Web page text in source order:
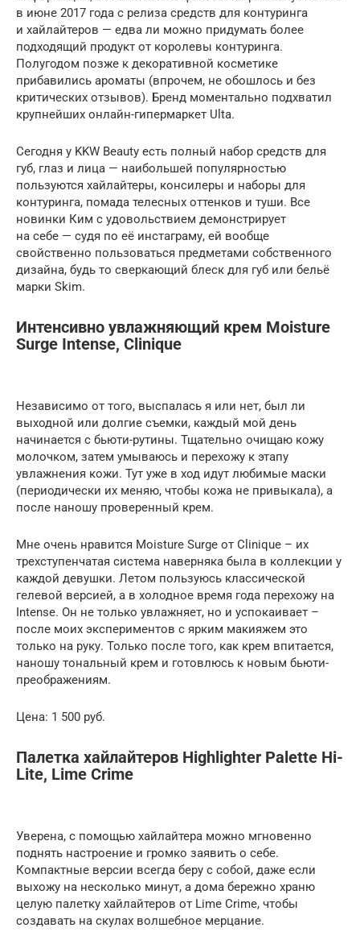
в июне 2017 года с релиза средств для контуринга
и хайлайтеров — едва ли можно придумать более
подходящий продукт от королевы контуринга.
Полугодом позже к декоративной косметике
прибавились ароматы (впрочем, не обошлось и без
критических отзывов). Бренд моментально подхватил
крупнейших онлайн-гипермаркет Ulta.
Сегодня у KKW Beauty есть полный набор средств для
губ, глаз и лица — наибольшей популярностью
пользуются хайлайтеры, консилеры и наборы для
контуринга, помада телесных оттенков и туши. Все
новинки Ким с удовольствием демонстрирует
на себе — судя по её инстаграму, ей вообще
свойственно пользоваться предметами собственного
дизайна, будь то сверкающий блеск для губ или бельё
марки Skim.
Интенсивно увлажняющий крем Moisture
Surge Intense, Clinique
Независимо от того, выспалась я или нет, был ли
выходной или долгие съемки, каждый мой день
начинается с бьюти-рутины. Тщательно очищаю кожу
молочком, затем умываюсь и перехожу к этапу
увлажнения кожи. Тут уже в ход идут любимые маски
(периодически их меняю, чтобы кожа не привыкала), а
после наношу проверенный крем.
Мне очень нравится Moisture Surge от Clinique – их
трехступенчатая система наверняка была в коллекции у
каждой девушки. Летом пользуюсь классической
гелевой версией, а в холодное время года перехожу на
Intense. Он не только увлажняет, но и успокаивает –
после моих экспериментов с ярким макияжем это
только на руку. Только после того, как крем впитается,
наношу тональный крем и готовлюсь к новым бьюти-
преображениям.
Цена: 1 500 руб.
Палетка хайлайтеров Highlighter Palette Hi-
Lite, Lime Crime
Уверена, с помощью хайлайтера можно мгновенно
поднять настроение и громко заявить о себе.
Компактные версии всегда беру с собой, даже если
выхожу на несколько минут, а дома бережно храню
целую палетку хайлайтеров от Lime Crime, чтобы
создавать на скулах волшебное мерцание.